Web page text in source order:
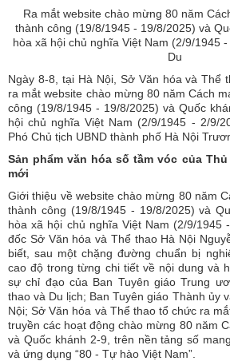
Ra mắt website chào mừng 80 năm
thành công (19/8/1945 - 19/8/2025) và
hòa xã hội chủ nghĩa Việt Nam (2/9/1945
Du
Ngày 8-8, tại Hà Nội, Sở Văn hóa và Thể
ra mắt website chào mừng 80 năm Cách
công (19/8/1945 - 19/8/2025) và Quốc
hội chủ nghĩa Việt Nam (2/9/1945 - 2/9/
Phó Chủ tịch UBND thành phố Hà Nội
Sản phẩm văn hóa số tầm vóc của
mới
Giới thiệu về website chào mừng 80 năm
thành công (19/8/1945 - 19/8/2025) và
hòa xã hội chủ nghĩa Việt Nam (2/9/1945
đốc Sở Văn hóa và Thể thao Hà Nội
biết, sau một chặng đường chuẩn bị
cao độ trong từng chi tiết về nội dung và
sự chỉ đạo của Ban Tuyên giáo Trung
thao và Du lịch; Ban Tuyên giáo Thành ủy
Nội; Sở Văn hóa và Thể thao tổ chức ra
truyền các hoạt động chào mừng 80 năm
và Quốc khánh 2-9, trên nền tảng số
và ứng dụng “80 - Tự hào Việt Nam”.